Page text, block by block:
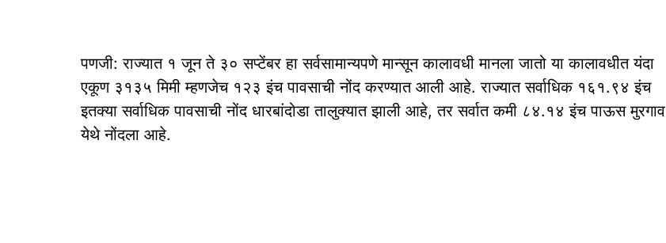
पणजी: राज्यात १ जून ते ३० सप्टेंबर हा सर्वसामान्यपणे मान्सून कालावधी मानला जातो या कालावधीत यंदा
एकूण ३१३५ मिमी म्हणजेच १२३ इंच पावसाची नोंद करण्यात आली आहे. राज्यात सर्वाधिक १६१.९४ इंच
इतक्या सर्वाधिक पावसाची नोंद धारबांदोडा तालुक्यात झाली आहे, तर सर्वात कमी ८४.१४ इंच पाऊस मुरगाव
येथे नोंदला आहे.